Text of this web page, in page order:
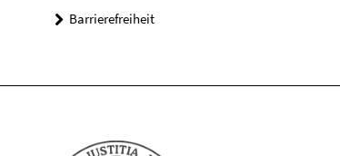
Barrierefreiheit